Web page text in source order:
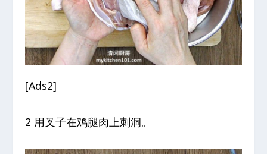
[Ads2]
2 用叉子在鸡腿肉上刺洞。